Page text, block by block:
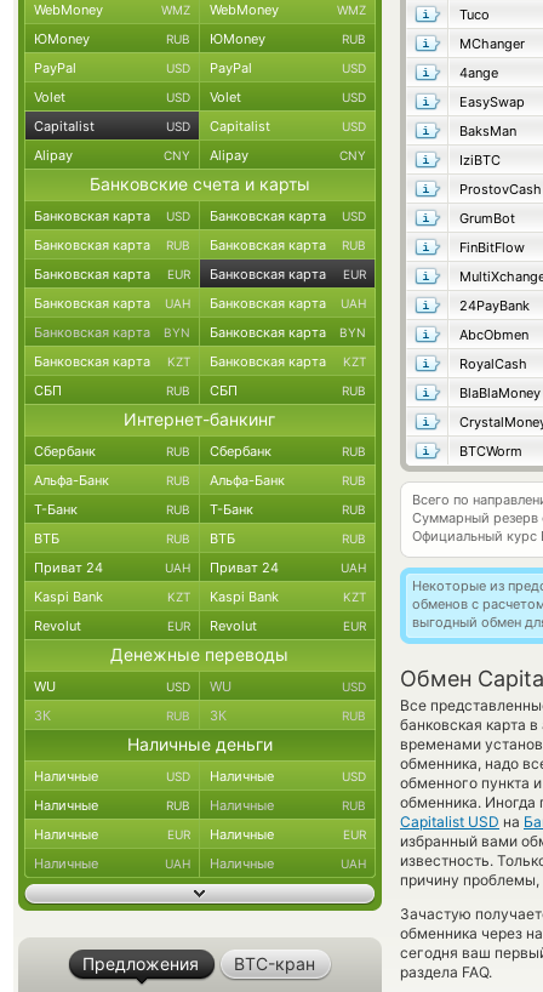
Tuco
MChanger
4ange
EasySwap
BaksMan
IziBTC
ProstovCash
GrumBot
FinBitFlow
24PayBank
AbcObmen
RoyalCash
BlaBlaMoney
BTCWorm
Всего по
Суммарный резерв
Официальный курс
Некоторые из
обменов с
выгодный обмен
Обмен
Все
банковская карта
временами
обменника, надо
обменного пункта
обменника. Иногда
Capitalist USD на
избранный вами
известность.
причину
Зачастую
обменника через
сегодня ваш
раздела FAQ.
WebMoney WMZ WebMoney WMZ
ЮMoney RUB ЮMoney RUB
PayPal USD PayPal USD
Volet USD Volet USD
Capitalist USD Capitalist USD
Alipay CNY Alipay CNY
Банковские счета и карты
Банковская карта USD Банковская карта USD
Банковская карта RUB Банковская карта RUB
Банковская карта EUR Банковская карта EUR
Банковская карта UAH Банковская карта UAH
Банковская карта BYN Банковская карта BYN
Банковская карта KZT Банковская карта KZT
СБП RUB СБП RUB
Интернет-банкинг
Сбербанк RUB Сбербанк RUB
Альфа-Банк RUB Альфа-Банк RUB
Т-Банк RUB Т-Банк RUB
ВТБ RUB ВТБ RUB
Приват 24 UAH Приват 24 UAH
Kaspi Bank KZT Kaspi Bank KZT
Revolut EUR Revolut EUR
Денежные переводы
WU USD WU USD
ЗК RUB ЗК RUB
Наличные деньги
Наличные USD Наличные USD
Наличные RUB Наличные RUB
Наличные EUR Наличные EUR
Наличные UAH Наличные UAH
Предложения BTC-кран